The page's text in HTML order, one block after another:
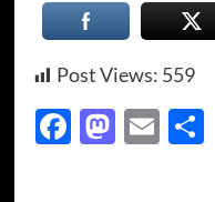
Post Views: 559
Facebook